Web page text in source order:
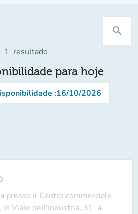
search
1 resultado
para hoje
:16/10/2026
presso il Centro commerciale
in Viale dell'Industria, 31 a